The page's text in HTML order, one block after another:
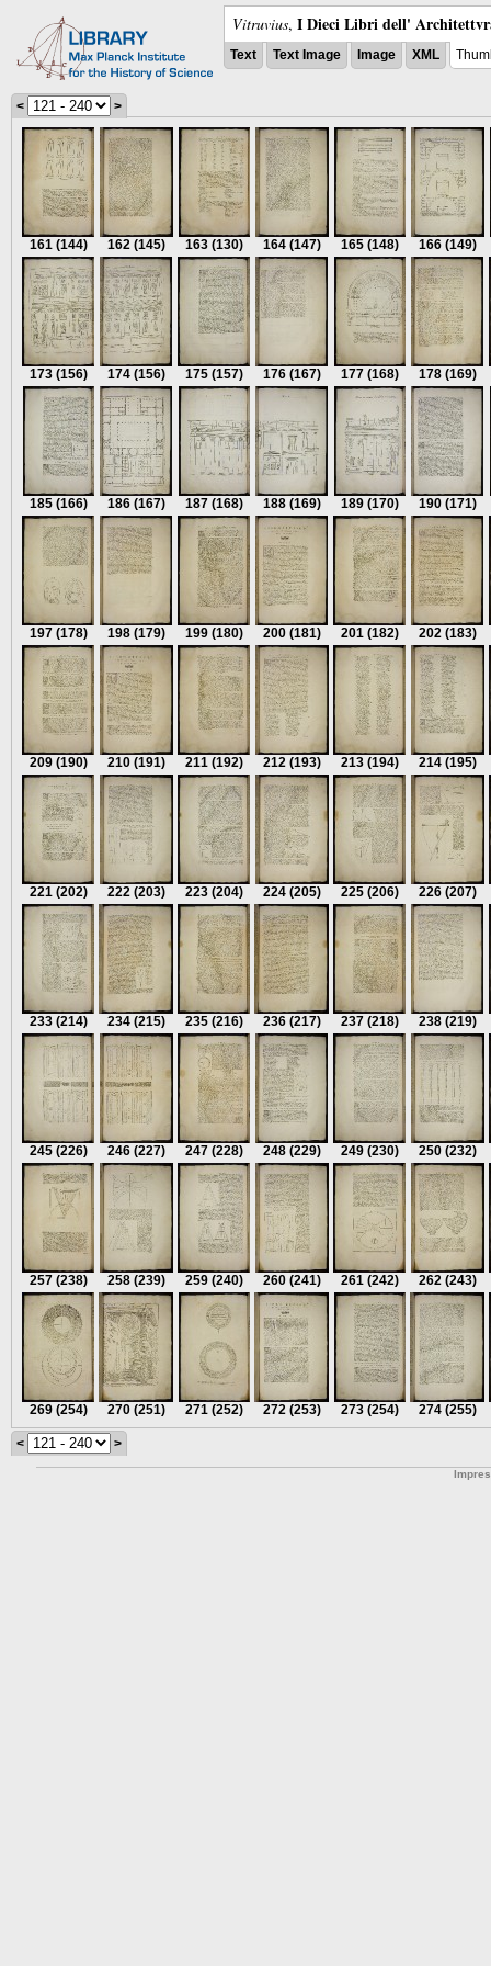
Vitruvius, I Dieci Libri dell'
Text Text Image Image XML
< >
161 (144) 162 (145) 163 (130) 164 (147) 165 (148) 166 (149)
173 (156) 174 (156) 175 (157) 176 (167) 177 (168) 178 (169)
185 (166) 186 (167) 187 (168) 188 (169) 189 (170) 190 (171)
197 (178) 198 (179) 199 (180) 200 (181) 201 (182) 202 (183)
209 (190) 210 (191) 211 (192) 212 (193) 213 (194) 214 (195)
221 (202) 222 (203) 223 (204) 224 (205) 225 (206) 226 (207)
233 (214) 234 (215) 235 (216) 236 (217) 237 (218) 238 (219)
245 (226) 246 (227) 247 (228) 248 (229) 249 (230) 250 (232)
257 (238) 258 (239) 259 (240) 260 (241) 261 (242) 262 (243)
269 (254) 270 (251) 271 (252) 272 (253) 273 (254) 274 (255)
< >